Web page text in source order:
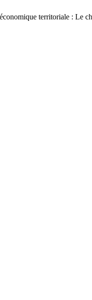
territoriale : Le